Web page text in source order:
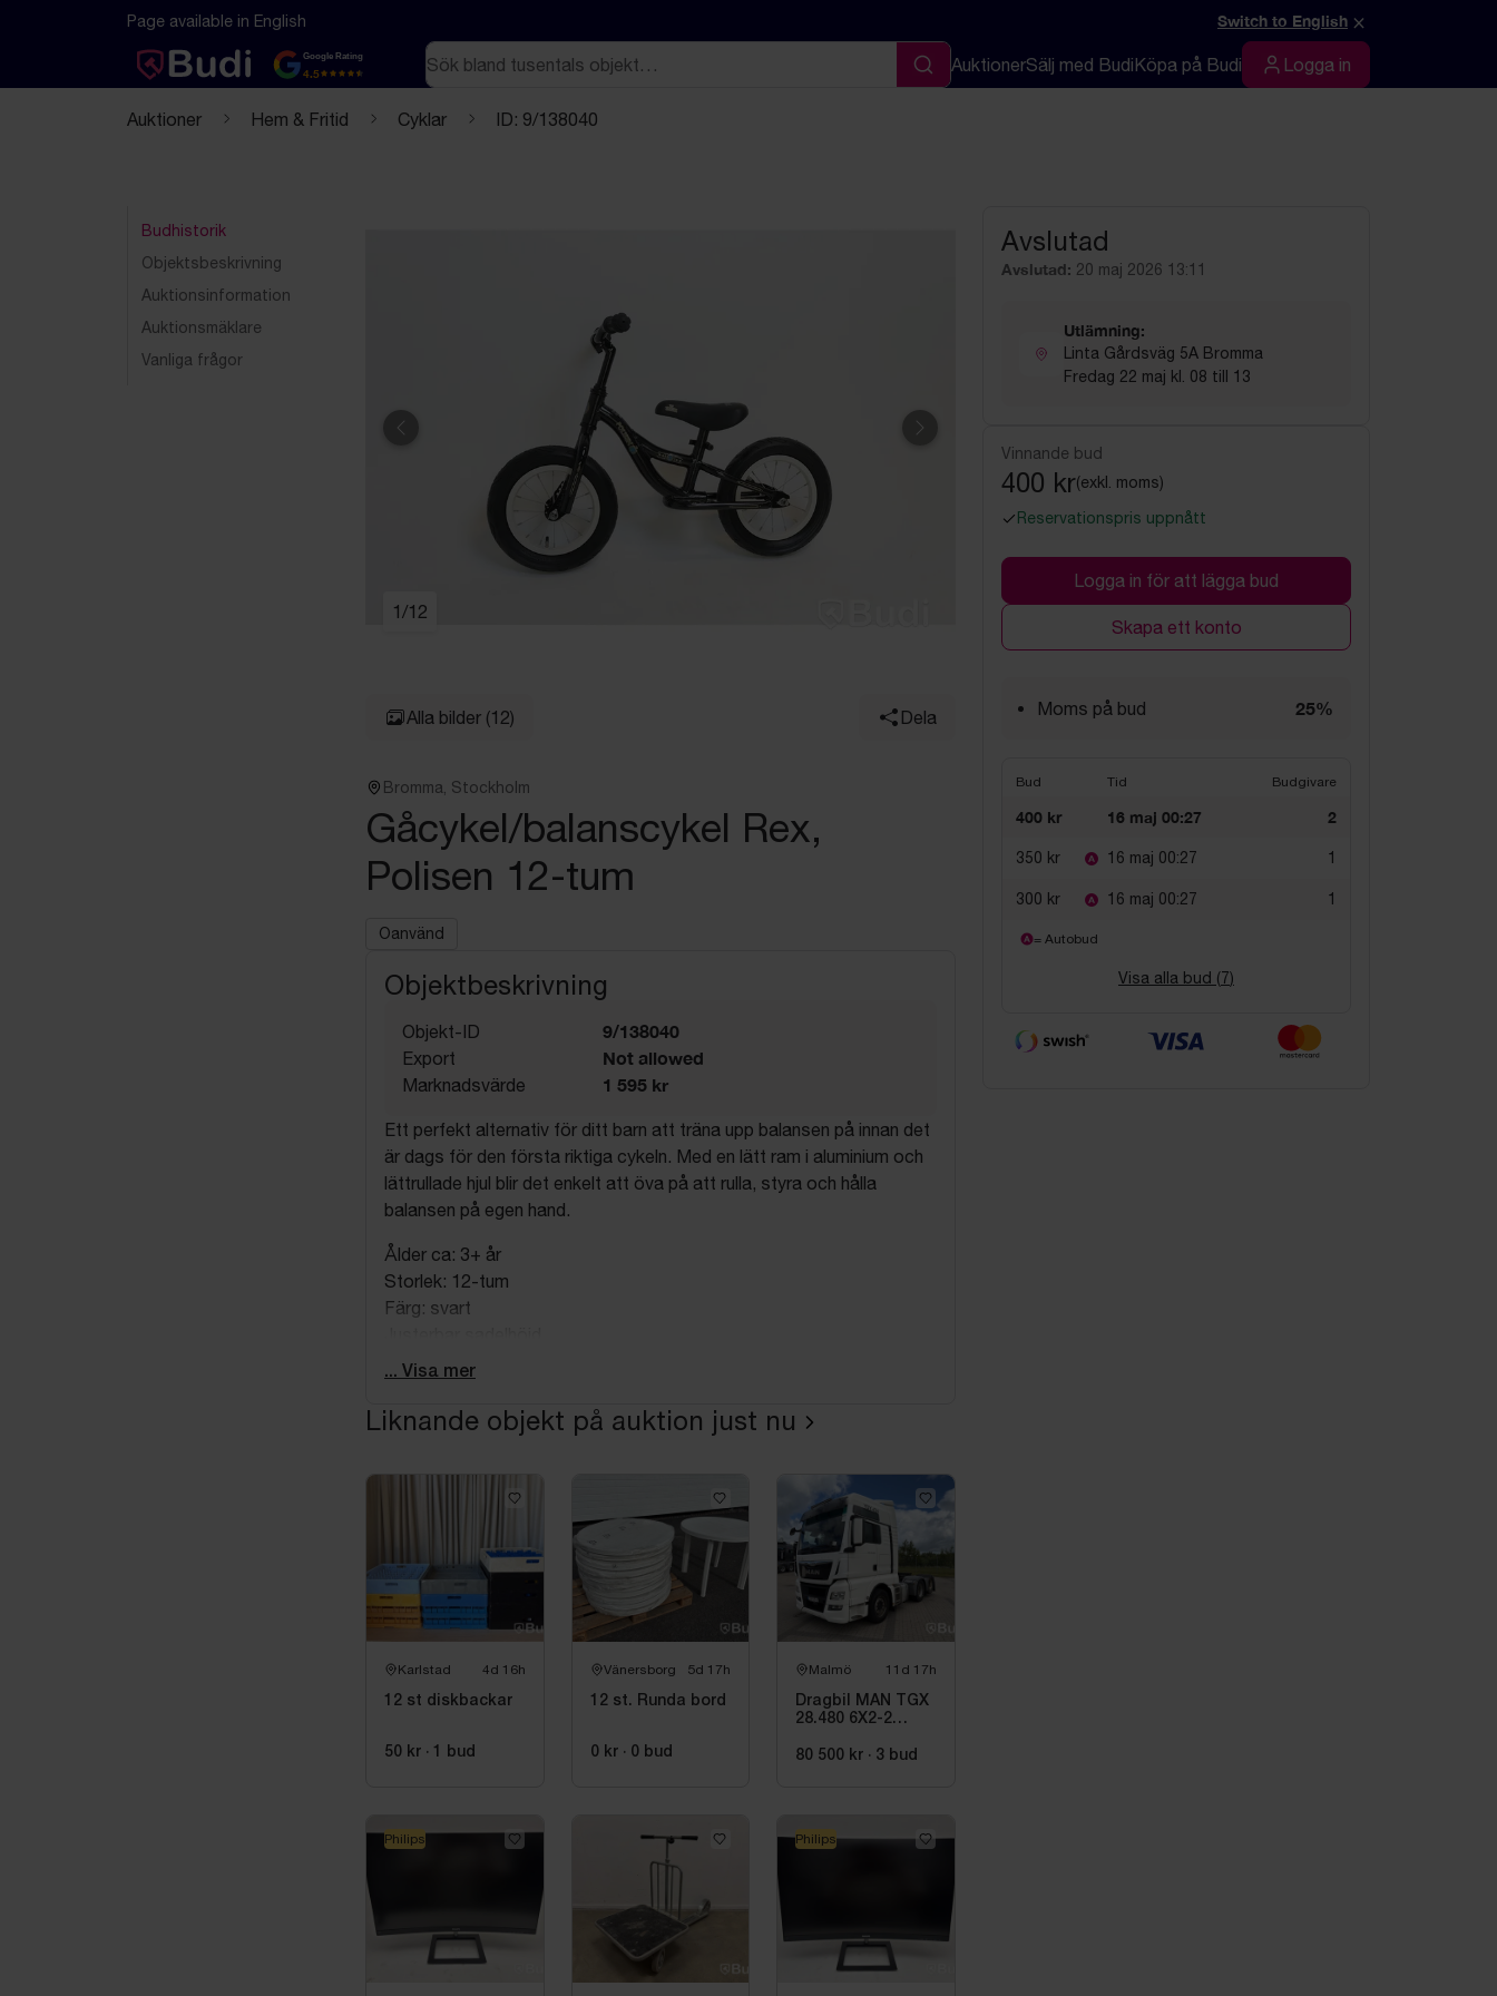
Hoppa till innehåll
Textbaserad (markdown) version av denna sida
Page available in English Switch to English ×
Google Rating
4.5
Sök
Sök
AuktionerSälj med BudiKöpa på Budi Logga in
Logga in
Auktioner Hem & Fritid Cyklar ID: 9/138040
Budhistorik
Objektsbeskrivning
Auktionsinformation
Auktionsmäklare
Vanliga frågor
Föregående Nästa
1 /12
Alla bilder (12) Dela
Bromma, Stockholm
Gåcykel/balanscykel Rex,
Polisen 12-tum
Oanvänd
Objektbeskrivning
Objekt-ID 9/138040
Export Not allowed
Marknadsvärde 1 595 kr
Ett perfekt alternativ för ditt barn att träna upp balansen på innan det
är dags för den första riktiga cykeln. Med en lätt ram i aluminium och
lättrullade hjul blir det enkelt att öva på att rulla, styra och hålla
balansen på egen hand.
Ålder ca: 3+ år
Storlek: 12-tum
Färg: svart
Omonterad - monteringsanvisning medföljer.
Längd ca 73 cm
... Visa mer
Liknande objekt på auktion just nu
Karlstad 4d 16h
12 st diskbackar
50 kr · 1 bud
Vänersborg 5d 17h
12 st. Runda bord
0 kr · 0 bud
Malmö 11d 17h
Dragbil MAN TGX
28.480 6X2-2
80 500 kr · 3 bud
Philips Philips
Avslutad
Avslutad: 20 maj 2026 13:11
Utlämning:
Linta Gårdsväg 5A Bromma
Fredag 22 maj kl. 08 till 13
Vinnande bud
400 kr(exkl. moms)
Reservationspris uppnått
Logga in för att lägga bud
Skapa ett konto
Moms på bud 25%
Bud Tid Budgivare
400 kr 16 maj 00:27 2
350 kr 16 maj 00:27 1
300 kr 16 maj 00:27 1
= Autobud
Visa alla bud (7)